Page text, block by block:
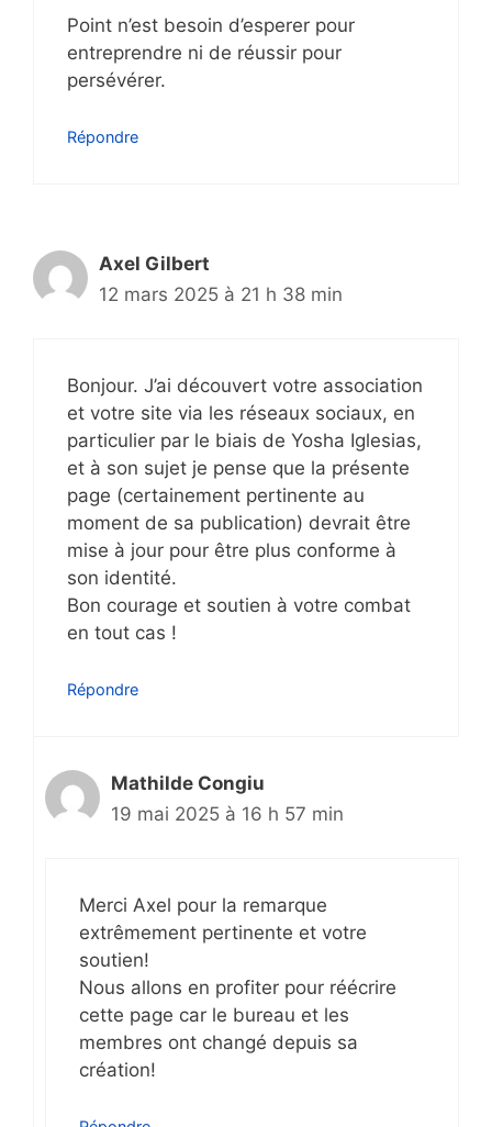
Point n’est besoin d’esperer pour
entreprendre ni de réussir pour
persévérer.
Répondre
Axel Gilbert
12 mars 2025 à 21 h 38 min
Bonjour. J’ai découvert votre association
et votre site via les réseaux sociaux, en
particulier par le biais de Yosha Iglesias,
et à son sujet je pense que la présente
page (certainement pertinente au
moment de sa publication) devrait être
mise à jour pour être plus conforme à
son identité.
Bon courage et soutien à votre combat
en tout cas !
Répondre
Mathilde Congiu
19 mai 2025 à 16 h 57 min
Merci Axel pour la remarque
extrêmement pertinente et votre
soutien!
Nous allons en profiter pour réécrire
cette page car le bureau et les
membres ont changé depuis sa
création!